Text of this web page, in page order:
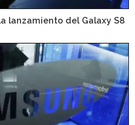
lanzamiento del Galaxy S8